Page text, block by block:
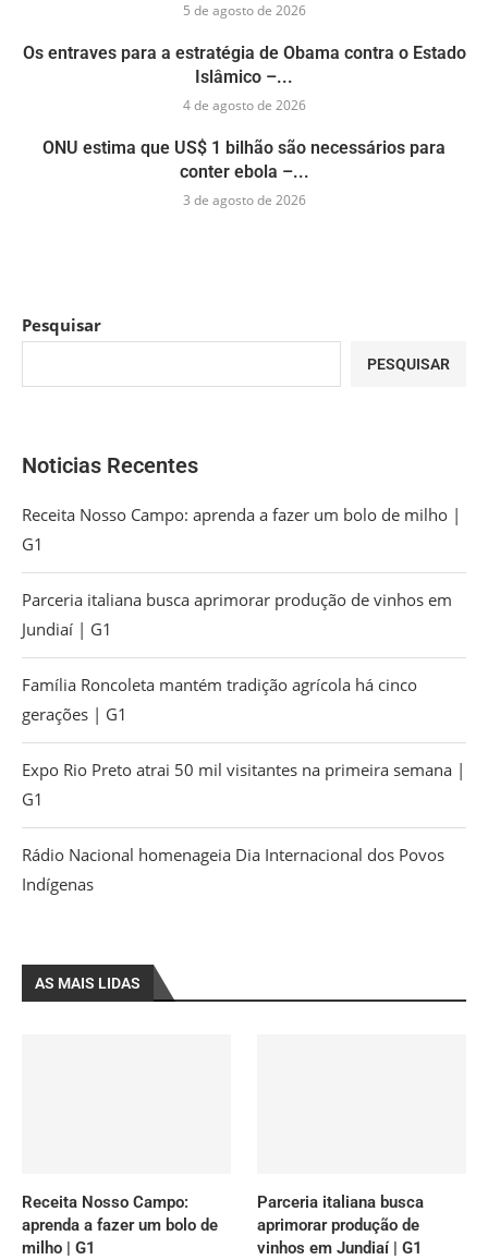
5 de agosto de 2026
Os entraves para a estratégia de Obama contra o Estado
Islâmico –...
4 de agosto de 2026
ONU estima que US$ 1 bilhão são necessários para
conter ebola –...
3 de agosto de 2026
Pesquisar
PESQUISAR
Noticias Recentes
Receita Nosso Campo: aprenda a fazer um bolo de milho |
G1
Parceria italiana busca aprimorar produção de vinhos em
Jundiaí | G1
Família Roncoleta mantém tradição agrícola há cinco
gerações | G1
Expo Rio Preto atrai 50 mil visitantes na primeira semana |
G1
Rádio Nacional homenageia Dia Internacional dos Povos
Indígenas
AS MAIS LIDAS
Receita Nosso Campo:
aprenda a fazer um bolo de
milho | G1
Parceria italiana busca
aprimorar produção de
vinhos em Jundiaí | G1